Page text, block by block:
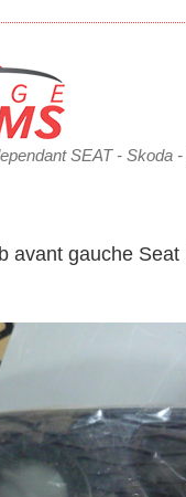
SEAT - Skoda
avant gauche Seat